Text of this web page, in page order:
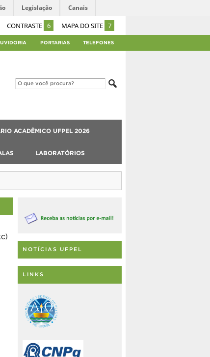
CONTRASTE 6 MAPA DO SITE 7
Legislação Canais
PORTARIAS TELEFONES
ACADÊMICO UFPEL 2026
LABORATÓRIOS
NOTÍCIAS UFPEL
LINKS